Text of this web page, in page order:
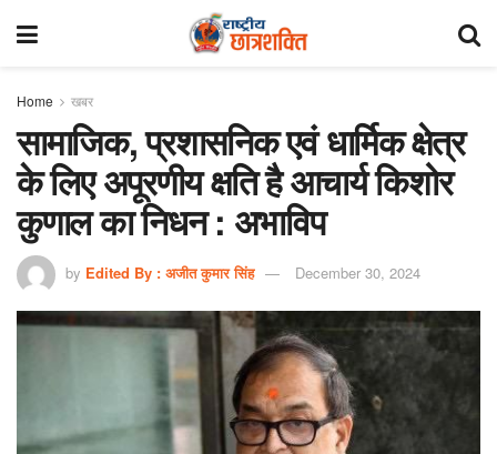
Home खबर
सामाजिक, प्रशासनिक एवं धार्मिक क्षेत्र
के लिए अपूरणीय क्षति है आचार्य किशोर
कुणाल का निधन : अभाविप
by Edited By : अजीत कुमार सिंह December 30, 2024